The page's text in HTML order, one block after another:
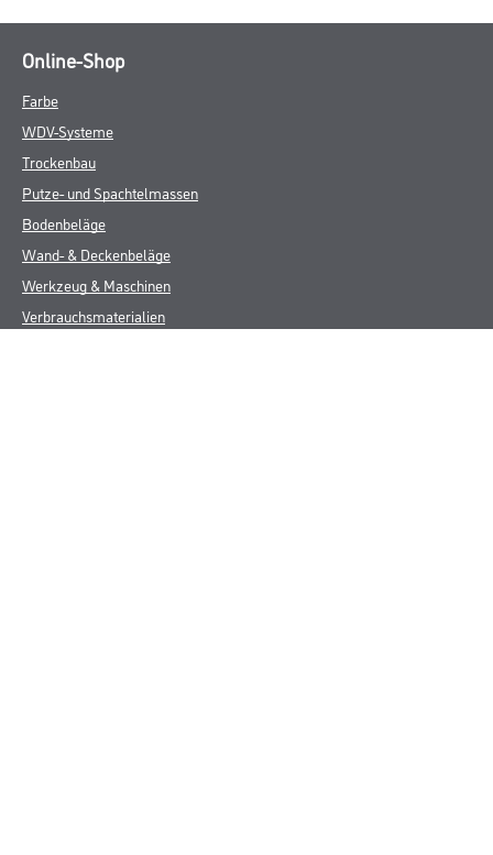
Online-Shop
Farbe
WDV-Systeme
Trockenbau
Putze- und Spachtelmassen
Bodenbeläge
Wand- & Deckenbeläge
Werkzeug & Maschinen
Verbrauchsmaterialien